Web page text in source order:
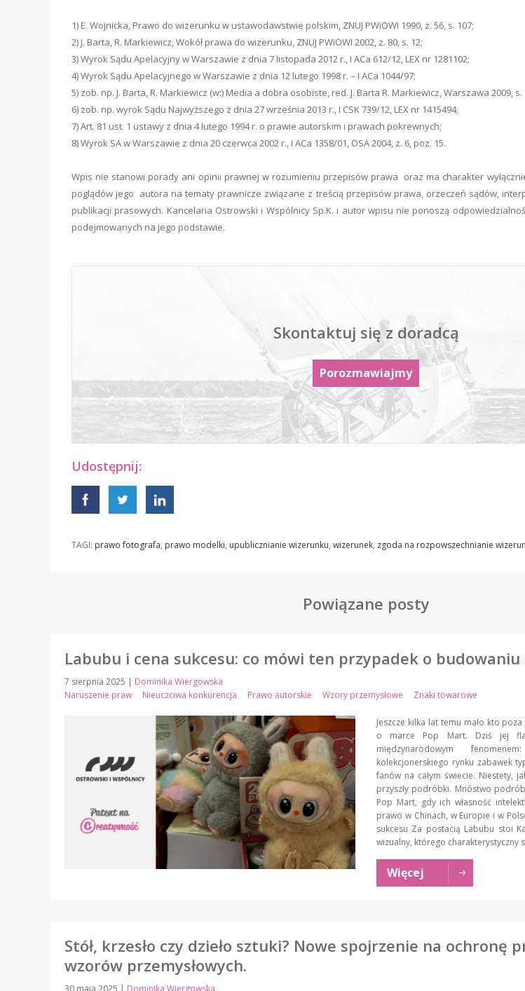
1) E. Wojnicka, Prawo do wizerunku w ustawodawstwie polskim, ZNUJ PWiOWI 1990, z. 56, s. 107;
2) J. Barta, R. Markiewicz, Wokół prawa do wizerunku, ZNUJ PWiOWI 2002, z. 80, s. 12;
3) Wyrok Sądu Apelacyjny w Warszawie z dnia 7 listopada 2012 r., I ACa 612/12, LEX nr 1281102;
4) Wyrok Sądu Apelacyjnego w Warszawie z dnia 12 lutego 1998 r. – I ACa 1044/97;
5) zob. np. J. Barta, R. Markiewicz (w:) Media a dobra osobiste, red. J. Barta R. Markiewicz, Warszawa 2009, s.
6) zob. np. wyrok Sądu Najwyższego z dnia 27 września 2013 r., I CSK 739/12, LEX nr 1415494;
7) Art. 81 ust. 1 ustawy z dnia 4 lutego 1994 r. o prawie autorskim i prawach pokrewnych;
8) Wyrok SA w Warszawie z dnia 20 czerwca 2002 r., I ACa 1358/01, OSA 2004, z. 6, poz. 15.
Wpis nie stanowi porady ani opinii prawnej w rozumieniu przepisów prawa oraz ma charakter
poglądów jego autora na tematy prawnicze związane z treścią przepisów prawa, orzeczeń sądów,
publikacji prasowych. Kancelaria Ostrowski i Wspólnicy Sp.K. i autor wpisu nie ponoszą
podejmowanych na jego podstawie.
Skontaktuj się z doradcą
Porozmawiajmy
Udostępnij:
TAGI: prawo fotografa, prawo modelki, upublicznianie wizerunku, wizerunek, zgoda na rozpowszechnianie
Powiązane posty
Labubu i cena sukcesu: co mówi ten przypadek o budowaniu
7 sierpnia 2025 | Dominika Wiergowska
Naruszenie praw
Nieuczciwa konkurencja Prawo autorskie Wzory przemysłowe Znaki towarowe
Jeszcze kilka lat temu mało kto
o marce Pop Mart. Dziś jej
międzynarodowym
kolekcjonerskiego rynku zabawek
fanów na całym świecie. Niestety,
przyszły podróbki. Mnóstwo
Pop Mart, gdy ich własność
prawo w Chinach, w Europie i w
sukcesu Za postacią Labubu stoi
wizualny, którego charakterystyczny
Więcej
Stół, krzesło czy dzieło sztuki? Nowe spojrzenie na ochronę
wzorów przemysłowych.